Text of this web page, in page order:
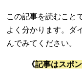
この記事を読むこと
よく分かります。ダ
んでみてください。
《記事はスポ